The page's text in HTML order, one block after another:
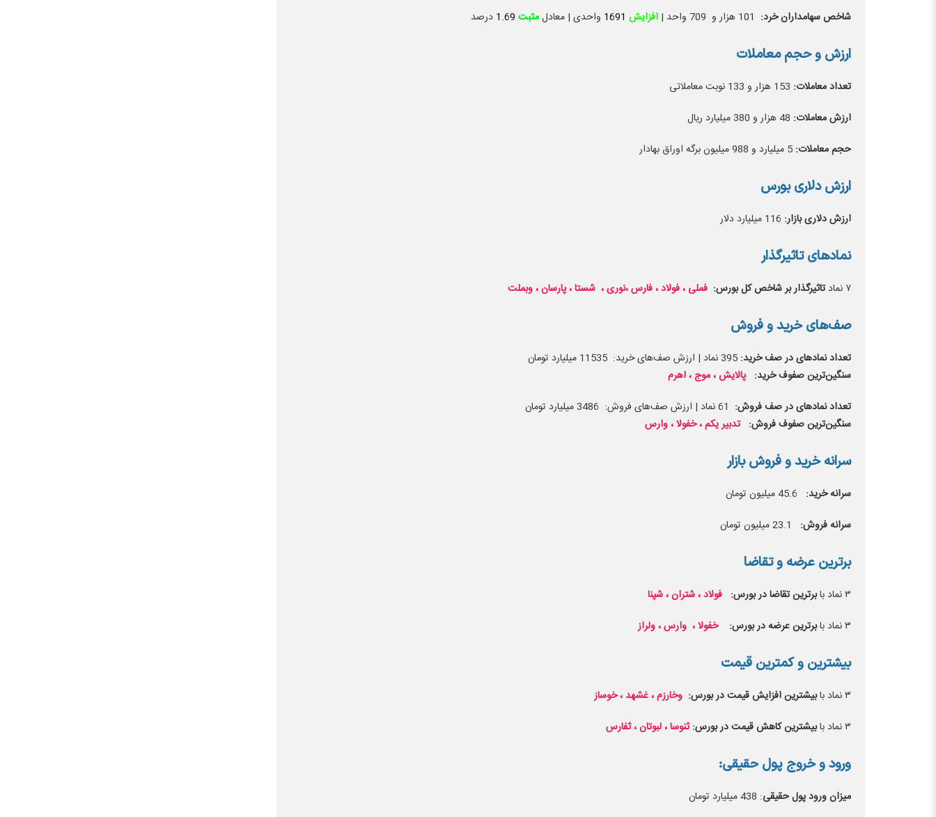
شاخص سهامداران خرد:
افزایش 1691 واحدی | معادلمثبت 1.69 درصد
ارزش و حجم معاملات
تعداد معاملات:
ارزش معاملات: 48 هزار و 380 میلیارد ریال
حجم معاملات: 5 میلیارد و 988 میلیون برگه اوراق بهادار
ارزش دلاری بورس
ارزش دلاری بازار:
نماد‌های تاثیرگذار
۷ نماد تاثیرگذار بر شاخص کل بورس: فملی ، فولاد ، فارس ،نوری ، شستا ، پارسان ، وبملت
صف‌های خرید و فروش
تعداد نماد‌های در صف خرید:
سنگین‌ترین صفوف خرید: پالایش ، موج ، اهرم
تعداد نماد‌های در صف فروش:
سنگین‌ترین صفوف فروش: تدبیر یکم ،خفولا،وارس
سرانه خرید و فروش بازار
سرانه خرید:
سرانه فروش:
برترین عرضه و تقاضا
۳ نماد با برترین تقاضا در بورس: فولاد ، شتران ، شپنا
۳ نماد با
برترین عرضه در بورس: خفولا ، وارس ، ولراز
بیشترین و کمترین قیمت
۳ نماد با بیشترین افزایش قیمت در بورس: وخارزم ، غشهد ، خوساز
۳ نماد با
بیشترین کاهش قیمت در بورس:ثنوسا ، لبوتان ، ثفارس
ورود و خروج پول حقیقی:
میزان ورود پول حقیقی: 438 میلیارد تومان